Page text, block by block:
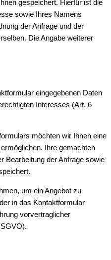
gespeichert. Hierfür ist die
sowie Ihres Namens
der Anfrage und der
Die Angabe weiterer
eingegebenen Daten
Interesses (Art. 6
möchten wir Ihnen eine
Ihre gemachten
Bearbeitung der Anfrage sowie
um ein Angebot zu
in das Kontaktformular
vorvertraglicher